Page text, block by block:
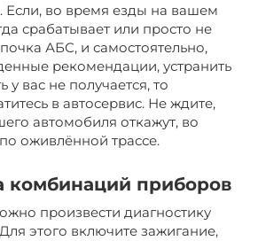
Если, во время езды на вашем
срабатывает или просто не
АБС, и самостоятельно,
рекомендации, устранить
у вас не получается, то
в автосервис. Не ждите,
автомобиля откажут, во
оживлённой трассе.
комбинаций приборов
произвести диагностику
этого включите зажигание,